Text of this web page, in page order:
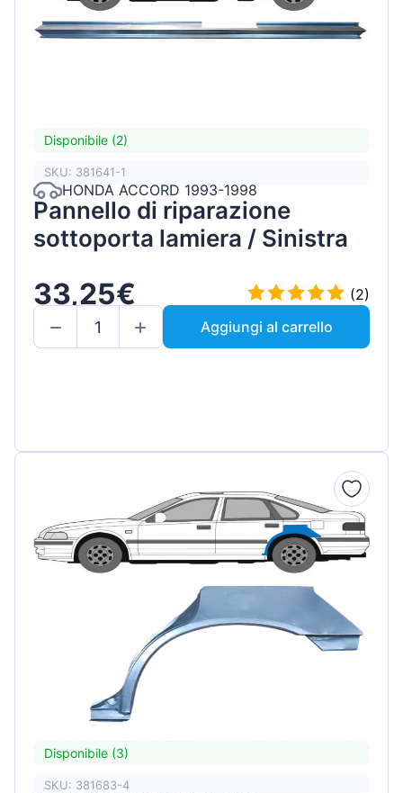
Disponibile (2)
SKU: 381641-1
HONDA ACCORD 1993-1998
Pannello di riparazione
sottoporta lamiera / Sinistra
33,25€
(2)
Aggiungi al carrello
Disponibile (3)
SKU: 381683-4